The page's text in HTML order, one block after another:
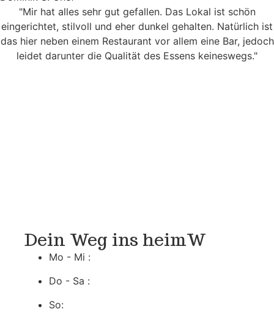
"Mir hat alles sehr gut gefallen. Das Lokal ist schön
eingerichtet, stilvoll und eher dunkel gehalten. Natürlich ist
das hier neben einem Restaurant vor allem eine Bar, jedoch
leidet darunter die Qualität des Essens keineswegs."
Dein Weg ins heimW
Mo - Mi :
Do - Sa :
So: